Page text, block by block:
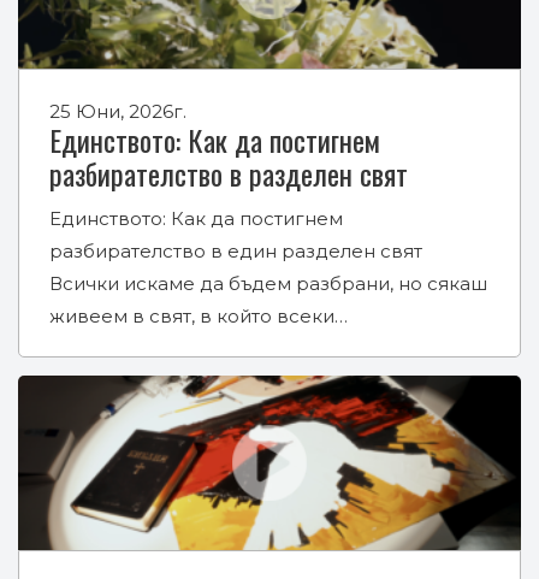
25 Юни, 2026г.
Единството: Как да постигнем
разбирателство в разделен свят
Единството: Как да постигнем
разбирателство в един разделен свят
Всички искаме да бъдем разбрани, но сякаш
живеем в свят, в който всеки…